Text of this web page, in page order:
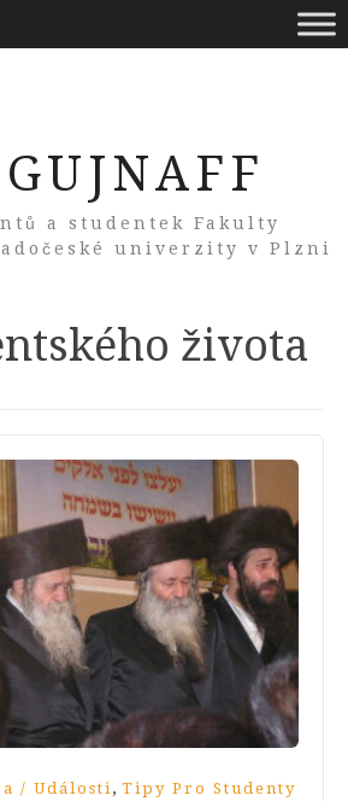
a studentek Fakulty
univerzity v Plzni
života
/ Události , Tipy Pro Studenty